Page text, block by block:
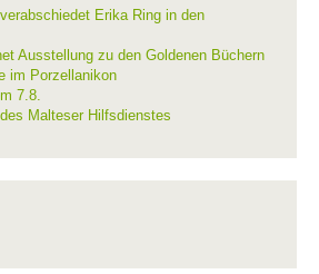
Erika Ring in den
Ausstellung zu den Goldenen Büchern
im Porzellanikon
7.8.
Malteser Hilfsdienstes